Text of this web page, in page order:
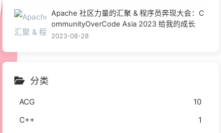
Apache 社区力量的汇聚 & 程序员奔现大会：C
ommunityOverCode Asia 2023 给我的成长
2023-08-28
分类
ACG
10
C++
1